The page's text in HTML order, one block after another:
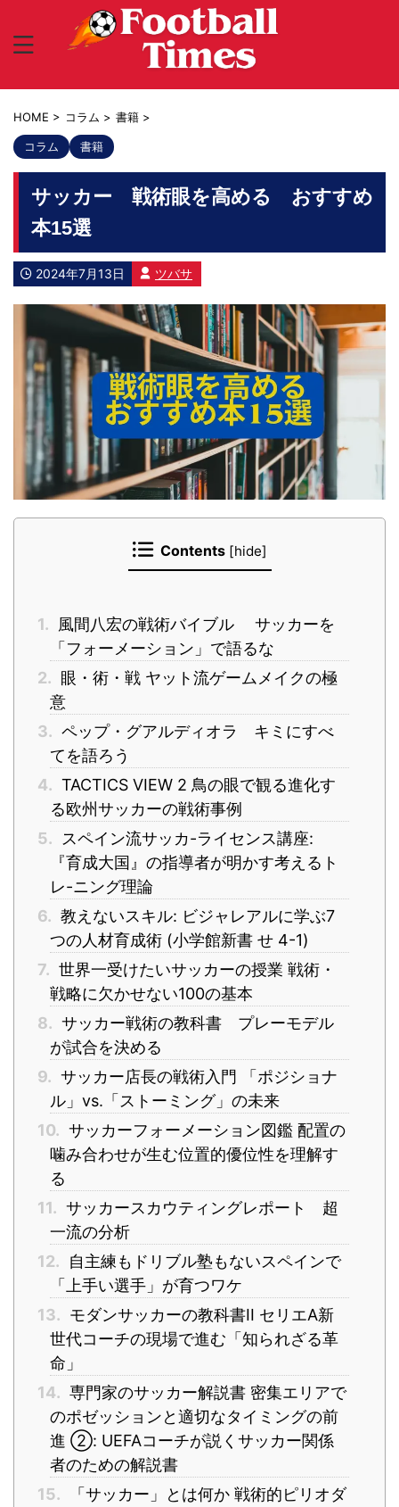
HOME > コラム > 書籍 >
コラム 書籍
サッカー 戦術眼を高める おすすめ
本15選
2024年7月13日 ツバサ
Contents [hide]
1.
風間八宏の戦術バイブル サッカーを
「フォーメーション」で語るな
2. 眼・術・戦 ヤット流ゲームメイクの極
意
3. ペップ・グアルディオラ キミにすべ
てを語ろう
4. TACTICS VIEW 2 鳥の眼で観る進化す
る欧州サッカーの戦術事例
5.
スペイン流サッカ-ライセンス講座:
『育成大国』の指導者が明かす考えるト
レ-ニング理論
6. 教えないスキル: ビジャレアルに学ぶ7
つの人材育成術 (小学館新書 せ 4-1)
7. 世界一受けたいサッカーの授業 戦術・
戦略に欠かせない100の基本
8. サッカー戦術の教科書 プレーモデル
が試合を決める
9. サッカー店長の戦術入門 「ポジショナ
ル」vs.「ストーミング」の未来
10. サッカーフォーメーション図鑑 配置の
噛み合わせが生む位置的優位性を理解す
る
11. サッカースカウティングレポート 超
一流の分析
12.
自主練もドリブル塾もないスペインで
「上手い選手」が育つワケ
13. モダンサッカーの教科書II セリエA新
世代コーチの現場で進む「知られざる革
命」
14. 専門家のサッカー解説書 密集エリアで
のポゼッションと適切なタイミングの前
進 ②: UEFAコーチが説くサッカー関係
者のための解説書
15.
「サッカー」とは何か 戦術的ピリオダ